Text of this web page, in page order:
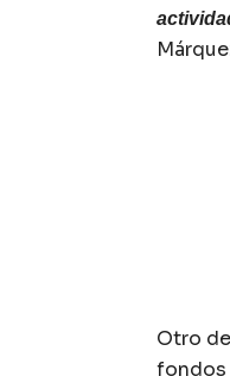
Otro
fondos